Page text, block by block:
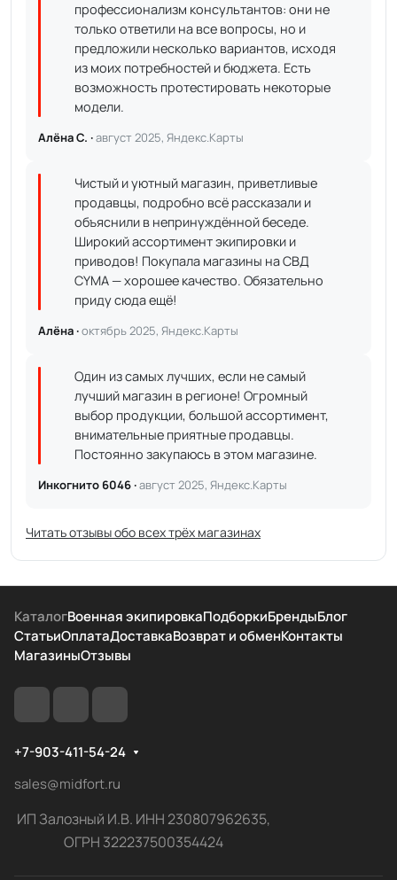
профессионализм консультантов: они не
только ответили на все вопросы, но и
предложили несколько вариантов, исходя
из моих потребностей и бюджета. Есть
возможность протестировать некоторые
модели.
Алёна С. ·август 2025, Яндекс.Карты
Чистый и уютный магазин, приветливые
продавцы, подробно всё рассказали и
объяснили в непринуждённой беседе.
Широкий ассортимент экипировки и
приводов! Покупала магазины на СВД
CYMA — хорошее качество. Обязательно
приду сюда ещё!
Алёна ·октябрь 2025, Яндекс.Карты
Один из самых лучших, если не самый
лучший магазин в регионе! Огромный
выбор продукции, большой ассортимент,
внимательные приятные продавцы.
Постоянно закупаюсь в этом магазине.
Инкогнито 6046 ·август 2025, Яндекс.Карты
Читать отзывы обо всех трёх магазинах
КаталогВоенная экипировкаПодборкиБрендыБлог
СтатьиОплатаДоставкаВозврат и обменКонтакты
МагазиныОтзывы
+7-903-411-54-24
sales@midfort.ru
ИП Залозный И.В. ИНН 230807962635,
ОГРН 322237500354424